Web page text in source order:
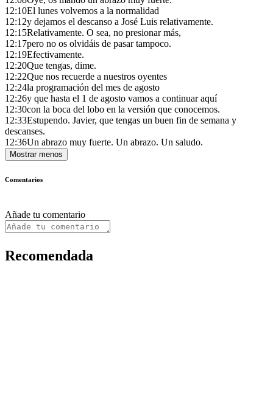
12:10El lunes volvemos a la normalidad
12:12y dejamos el descanso a José Luis relativamente.
12:15Relativamente. O sea, no presionar más,
12:17pero no os olvidáis de pasar tampoco.
12:19Efectivamente.
12:20Que tengas, dime.
12:22Que nos recuerde a nuestros oyentes
12:24la programación del mes de agosto
12:26y que hasta el 1 de agosto vamos a continuar aquí
12:30con la boca del lobo en la versión que conocemos.
12:33Estupendo. Javier, que tengas un buen fin de semana y
descanses.
12:36Un abrazo muy fuerte. Un abrazo. Un saludo.
Mostrar menos
Comentarios
Añade tu comentario
Recomendada